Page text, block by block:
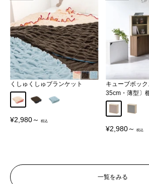
キッズテーブル キッズデスク キッズ家具 キッズ座卓 子どもテーブル 子供テーブル 子供用テーブル 子供用木製テーブル 子供机 子供用机 子供家具 チャイルドテーブル チャイルドデスク 幼児机 折りたたみテーブル 折りたたみローテーブル 折りたたみ机 折りたたみ座卓 折りたたみ式テーブル 折りたたみ式ローテーブル 折りたたみ式机 折りたたみ式座卓 折り畳みテーブル 折り畳みローテーブル 折り畳み机 折り畳み座卓 折り畳み式テーブル 折り畳み式ローテーブル 折り畳み式机 折り畳み式座卓 折畳みテーブル 折畳みローテーブル 折畳み机 折畳み座卓 折畳み式テーブル 折畳み式ローテーブル 折畳み式机 折畳み式座卓 折畳テーブル 折畳ローテーブル 折畳机 折畳座卓 折畳式テーブル 折畳式ローテーブル 折畳式デスク 折畳式机 折畳式座卓 おりたたみテーブル おりたたみローテーブル おりたたみ机 おりたたみ座卓 おりたたみ式テーブル おりたたみ式ローテーブル おりたたみ式机 おりたたみ式座卓 折れ脚テーブル 折れ脚ローテーブル 折れ脚机 折れ脚座卓 折脚テーブル 折脚ローテーブル 折脚机 折脚座卓 折れ脚式テーブル 折れ脚式ローテーブル 折れ脚式机 折れ脚式座卓 折脚式テーブル 折脚式ローテーブル 折脚式机 折脚式座卓 オシャレ折り畳みテーブル 学習机 学習デスク 勉強机 お絵かき机 お絵描き机 お絵描きテーブル お絵描きデスク テーブル PCテーブル PCローテーブル 1人用テーブル 2人用テーブル ウッドテーブル おしゃれテーブル オシャレテーブル カフェテーブル コーヒーテーブル コンパクトテーブル センターテーブル ソファーテーブル ソファテーブル ラウンジテーブル リビングテーブル ローテーブル サイドテーブル 応接テーブル 簡易テーブル 簡易ローテーブル 座卓テーブル 長テーブル 長方形テーブル 薄型テーブル 木製センターテーブル 木製テーブル 木製ローテーブル 小テーブル 机 つくえ 低い机 文机 木製机 作業机 パソコン机 卓袱台 ちゃぶ台 ちゃぶだい 座卓 作業台 デスク ローデスク コンパクトデスク 木製デスク ミニテーブル ミニデスク リトルデスク 1人 2人 1人用 2人用 一人用 二人用 1人暮らし 2人暮らし 一人暮らし 二人暮らし ひとり暮らし ふたり暮らし 2人掛け 一人 二人 大人数 大人 幼児 キッズ こども 子
くしゅくしゅブランケット
アイボリーブラウンブルー
販
¥2,980～
キューブボッ
35cm・薄型〕
販
¥2,980～
一覧をみる